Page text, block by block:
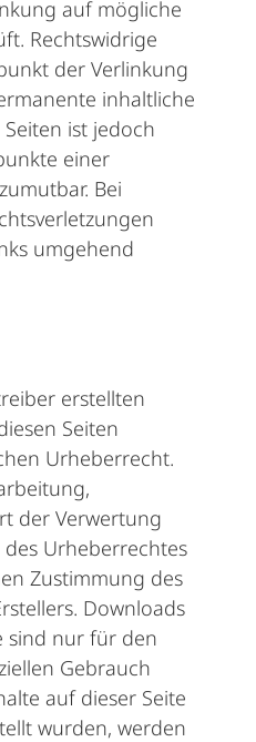
auf mögliche
Rechtswidrige
der Verlinkung
inhaltliche
ist jedoch
einer
Bei
umgehend
erstellten
Seiten
Urheberrecht.
der Verwertung
Urheberrechtes
Zustimmung des
Downloads
sind nur für den
Gebrauch
auf dieser Seite
wurden, werden